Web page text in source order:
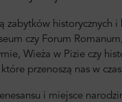
zabytków historycznych i
czy Forum
Wieża w Pizie czy
przenoszą nas w
i miejsce